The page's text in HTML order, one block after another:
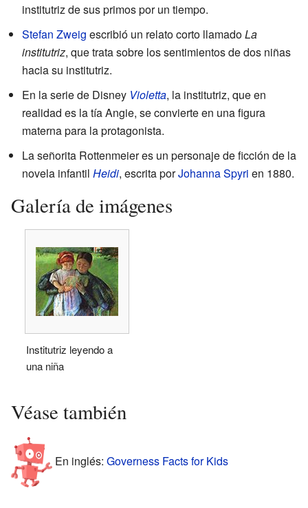
institutriz de sus primos por un tiempo.
Stefan Zweig escribió un relato corto llamadoLa
institutriz, que trata sobre los sentimientos de dos niñas
hacia su institutriz.
En la serie de Disney Violetta, la institutriz, que en
realidad es la tía Angie, se convierte en una figura
materna para la protagonista.
La señorita Rottenmeier es un personaje de ficción de la
novela infantil Heidi, escrita porJohanna Spyri en 1880.
Galería de imágenes
Institutriz leyendo a
una niña
Véase también
En inglés: Governess Facts for Kids